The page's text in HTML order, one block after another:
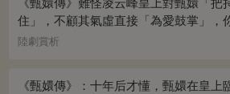
住」，不顧其氣虛直接「為愛鼓掌」，
桌上放的啥？簡直一目了然
陸劇賞析
《甄嬛傳》：十年后才懂，甄嬛在皇上